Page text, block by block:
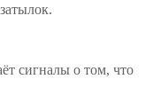
сигналы о том, что